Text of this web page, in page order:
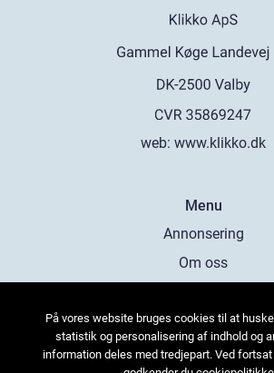
web: www.klikko.dk
Menu
Annonsering
Om oss
Kontakta oss
Sitemap
På vores website bruges cookies til at
statistik og personalisering af indhold og
information deles med tredjepart. Ved